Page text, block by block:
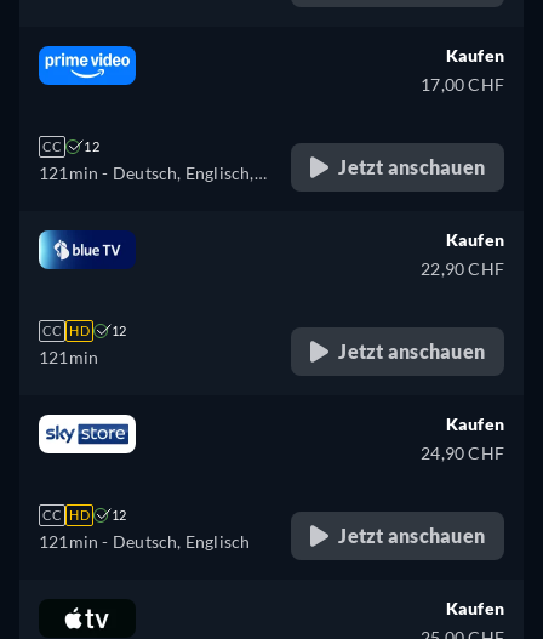
Italienisch
CC 12
121min - Deutsch, Englisch,
Italienisch, Polnisch,
Portugiesisch
Kaufen
17,00 CHF
Jetzt anschauen
CC HD 12
121min
Kaufen
22,90 CHF
Jetzt anschauen
CC HD 12
121min - Deutsch, Englisch
Kaufen
24,90 CHF
Jetzt anschauen
Kaufen